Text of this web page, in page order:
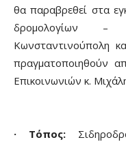
θα παραβρεθεί στα
δρομολογίων –
Κωνσταντινούπολη
πραγματοποιηθούν
Επικοινωνιών κ.
· Τόπος: